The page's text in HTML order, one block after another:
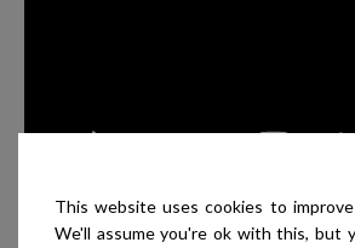
This website uses cookies to
We'll assume you're ok with this, but